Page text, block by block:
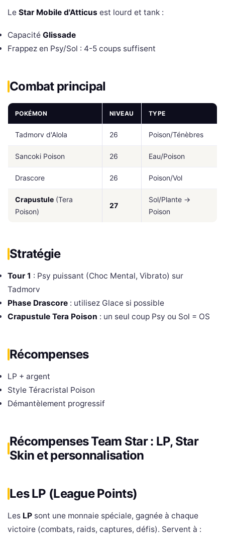
Le Star Mobile d'Atticus est lourd et tank :
Capacité Glissade
Frappez en Psy/Sol : 4-5 coups suffisent
Combat principal
POKÉMON NIVEAU TYPE
Tadmorv d'Alola 26 Poison/Ténèbres
Sancoki Poison 26 Eau/Poison
Drascore 26 Poison/Vol
Crapustule (Tera
Poison)
27
Sol/Plante →
Poison
Stratégie
Tour 1 : Psy puissant (Choc Mental, Vibrato) sur
Tadmorv
Phase Drascore : utilisez Glace si possible
Crapustule Tera Poison : un seul coup Psy ou Sol = OS
Récompenses
LP + argent
Style Téracristal Poison
Démantèlement progressif
Récompenses Team Star : LP, Star
Skin et personnalisation
Les LP (League Points)
Les LP sont une monnaie spéciale, gagnée à chaque
victoire (combats, raids, captures, défis). Servent à :